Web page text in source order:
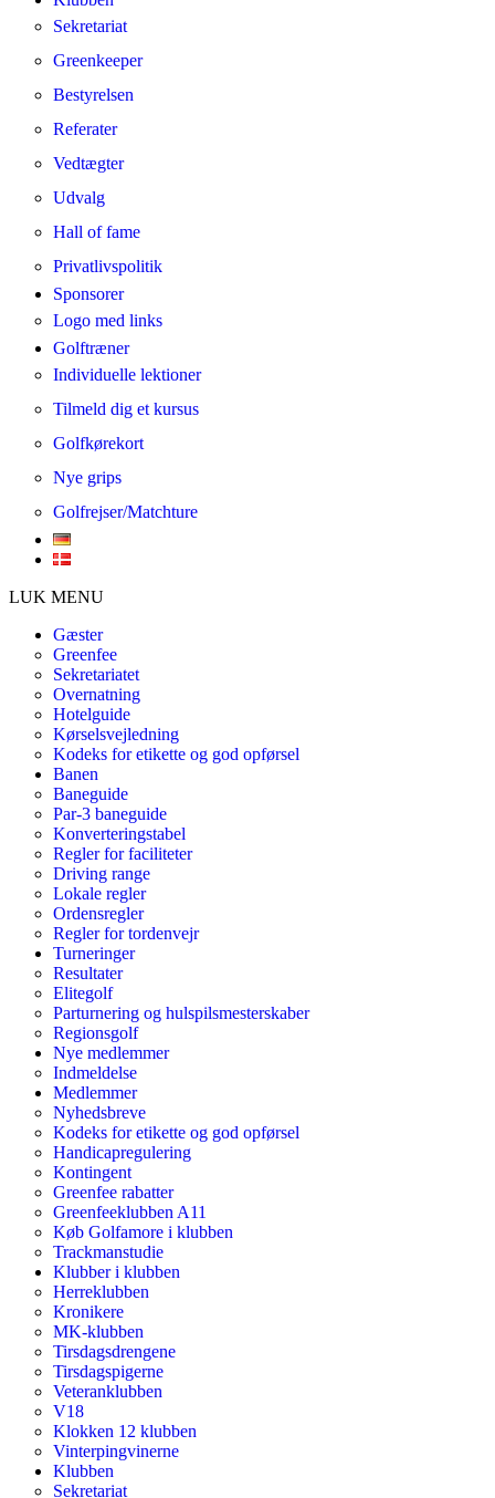
Sekretariat
Greenkeeper
Bestyrelsen
Referater
Vedtægter
Udvalg
Hall of fame
Privatlivspolitik
Sponsorer
Logo med links
Golftræner
Individuelle lektioner
Tilmeld dig et kursus
Golfkørekort
Nye grips
Golfrejser/Matchture
LUK MENU
Gæster
Greenfee
Sekretariatet
Overnatning
Hotelguide
Kørselsvejledning
Kodeks for etikette og god opførsel
Banen
Baneguide
Par-3 baneguide
Konverteringstabel
Regler for faciliteter
Driving range
Lokale regler
Ordensregler
Regler for tordenvejr
Turneringer
Resultater
Elitegolf
Parturnering og hulspilsmesterskaber
Regionsgolf
Nye medlemmer
Indmeldelse
Medlemmer
Nyhedsbreve
Kodeks for etikette og god opførsel
Handicapregulering
Kontingent
Greenfee rabatter
Greenfeeklubben A11
Køb Golfamore i klubben
Trackmanstudie
Klubber i klubben
Herreklubben
Kronikere
MK-klubben
Tirsdagsdrengene
Tirsdagspigerne
Veteranklubben
V18
Klokken 12 klubben
Vinterpingvinerne
Klubben
Sekretariat